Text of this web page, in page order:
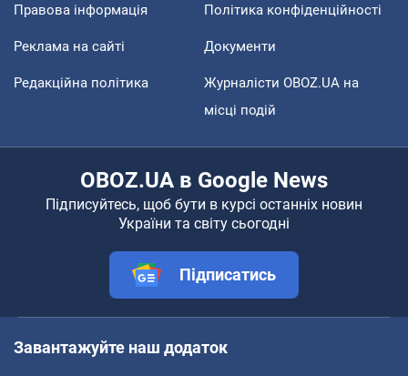
Правова інформація Політика конфіденційності
Реклама на сайті Документи
Редакційна політика
Журналісти OBOZ.UA на
місці подій
OBOZ.UA в Google News
Підписуйтесь, щоб бути в курсі останніх новин
України та світу сьогодні
Підписатись
Завантажуйте наш додаток